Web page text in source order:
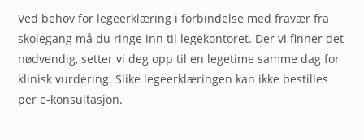
Ved behov for legeerklæring i forbindelse med fravær fra
skolegang må du ringe inn til legekontoret. Der vi finner det
nødvendig, setter vi deg opp til en legetime samme dag for
klinisk vurdering. Slike legeerklæringen kan ikke bestilles
per e-konsultasjon.